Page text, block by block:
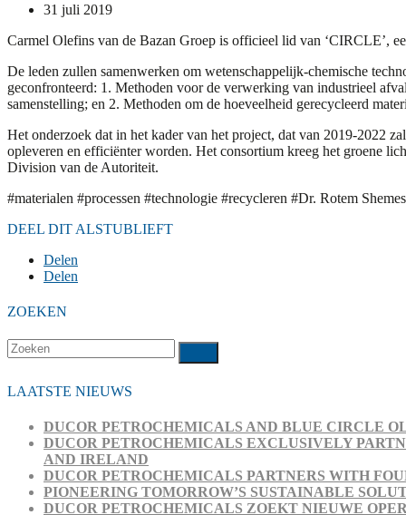
31 juli 2019
Carmel Olefins van de Bazan Groep is officieel lid van ‘CIRCLE’,
De leden zullen samenwerken om wetenschappelijk-chemische
geconfronteerd: 1. Methoden voor de verwerking van industrieel
samenstelling; en 2. Methoden om de hoeveelheid gerecycleerd
Het onderzoek dat in het kader van het project, dat van 2019-2022
opleveren en efficiënter worden. Het consortium kreeg het groene
Division van de Autoriteit.
#materialen #processen #technologie #recycleren #Dr. Rotem
DEEL DIT ALSTUBLIEFT
Delen
Delen
ZOEKEN
Zoeken
Verzenden
LAATSTE NIEUWS
DUCOR PETROCHEMICALS AND BLUE CIRCLE
DUCOR PETROCHEMICALS EXCLUSIVELY
AND IRELAND
DUCOR PETROCHEMICALS PARTNERS WITH
PIONEERING TOMORROW’S SUSTAINABLE
DUCOR PETROCHEMICALS ZOEKT NIEUWE